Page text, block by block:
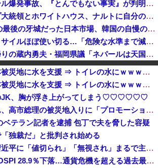
【衝撃】イオンモール爆発事故、『とんでもない事実』が判明してしまう・・・・・・
【ワロタ】トランプ大統領とホワイトハウス、ナルトに自分の顔を合成して投稿 日本政府が苦言「公的機関であっても許諾が必要」
韓国Webtoon企業の最後の牙城だった日本市場、韓国の自慢の種だった某アプリが遂に……
米軍、長射程精密ミサイルほぼ使い切る…「危険な水準まで減少」と軍高官が警告！
【悲報】海外視察帰りの蔵内勇夫・福岡県議「ネパールは天国だった！」あまりの能天気発言で大炎上 → ｗｗｗｗｗｗｗｗｗｗｗｗｗｗ
【速報】ジャンポケ斉藤の被害女性「バウムクーヘン売ったりTikTokライブしててムカついたから示談しなかった」
既婚男性「大学院生のころにオカリナ教えた小学生が現在の妻ですね」→ネット大荒れｗｗｗｗ
【悲報】石破茂さん「高市内閣のやり方は強引だ！」支持率下落の理由を指摘 → ﾈｯﾄ「お前が言うな」「鳥取県だけ減税無しで！」 ｗｗｗｗｗｗｗｗｗ...
【朗報】韓国が熊本被災地に水を支援 ⇒ トイレの水にｗｗｗｗｗｗｗ
【朗報】韓国が熊本被災地に水を支援 ⇒ トイレの水にｗｗｗｗｗｗｗ
JK、胸が浮き上がってしまう♡♡♡♡♡♡
【！】辻元清美さん、高市総理の被災地入りに「プロモーションのような動画を撮らせて、悲しく情けない！」ｗｗｗｗｗｗｗｗｗｗｗｗｗｗ
ベテラン記者を逮捕 包丁で夫を脅した容疑
独裁だ」と批判され始める
屈辱のプーチン、習近平に「値切られ」「無視され」まるで主従関係…ロシアが中国の属国になりつつある！
【韓国株】 7月のKOSPI 28.9％下落…通貨危機を超える過去最大の下げ幅